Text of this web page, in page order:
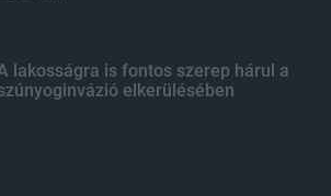
lakosságra is fontos szerep hárul a
elkerülésében